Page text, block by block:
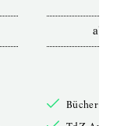
ab
Bücher online